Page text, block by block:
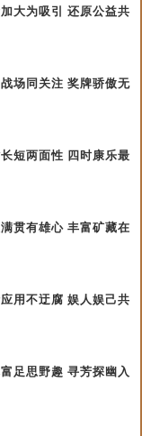
大为吸引 还原公益共
场同关注 奖牌骄傲无
短两面性 四时康乐最
贯有雄心 丰富矿藏在
用不迂腐 娱人娱己共
足思野趣 寻芳探幽入